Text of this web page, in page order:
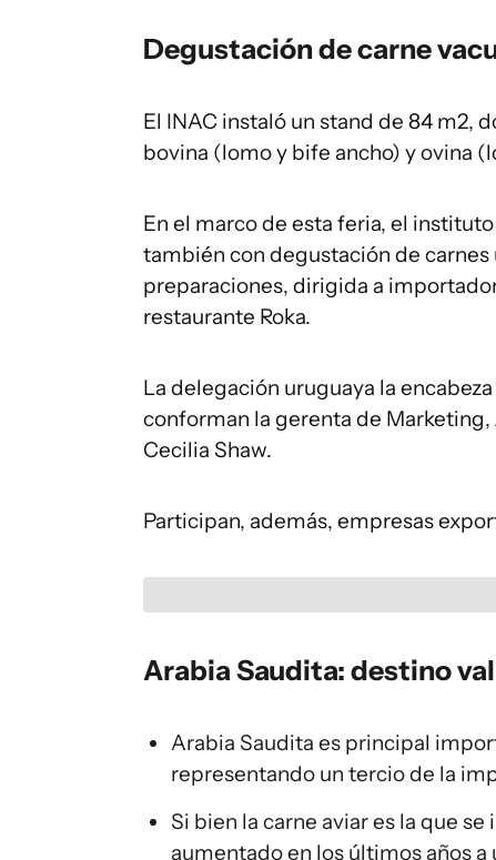
Degustación de carne
El INAC instaló un stand de 84 m2,
bovina (lomo y bife ancho) y ovina
En el marco de esta feria, el
también con degustación de
preparaciones, dirigida a
restaurante Roka.
La delegación uruguaya la
conforman la gerenta de
Cecilia Shaw.
Participan, además, empresas
Arabia Saudita: destino
Arabia Saudita es principal
representando un tercio de la
Si bien la carne aviar es la que
aumentado en los últimos años a